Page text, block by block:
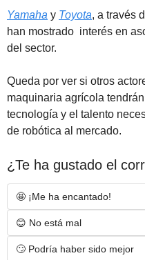
Yamaha y Toyota, a través
han mostrado  interés en
del sector.
Queda por ver si otros
maquinaria agrícola
tecnología y el talento
de robótica al mercado.
¿Te ha gustado el
🤩 ¡Me ha encantado!
😊 No está mal
🙄 Podría haber sido mejor